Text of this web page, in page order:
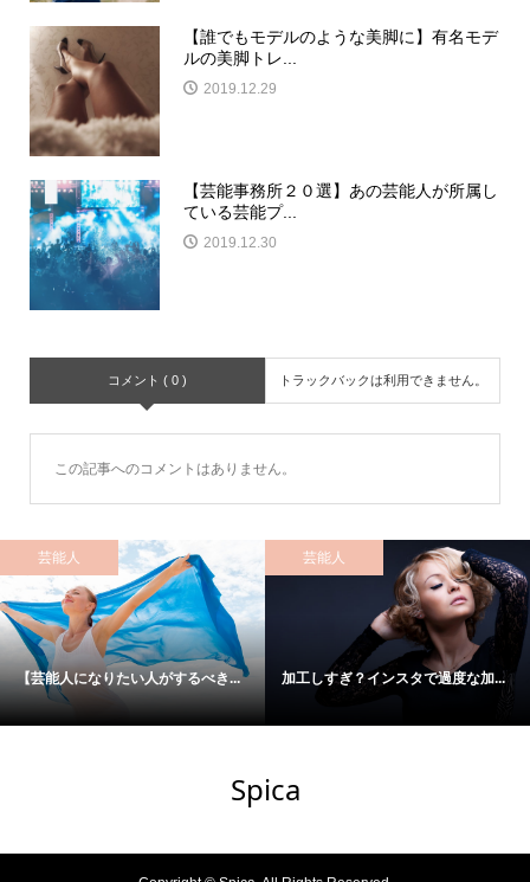
【誰でもモデルのような美脚に】有名モデ
ルの美脚トレ...
2019.12.29
【芸能事務所２０選】あの芸能人が所属し
ている芸能プ...
2019.12.30
コメント ( 0 ) トラックバックは利用できません。
この記事へのコメントはありません。
芸能人
【芸能人になりたい人がするべき...
芸能人
加工しすぎ？インスタで過度な加...
Spica